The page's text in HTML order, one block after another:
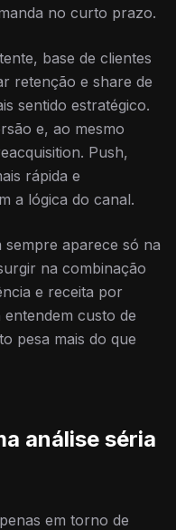
no curto prazo.
base de clientes
retenção e share de
sentido estratégico.
e, ao mesmo
Push,
rápida e
a lógica do canal.
sempre aparece só na
na combinação
e receita por
custo de
pesa mais do que
análise séria
em torno de